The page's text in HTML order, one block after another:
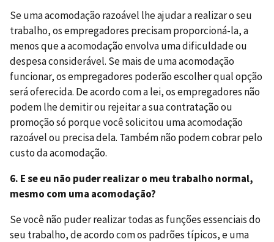
Se uma acomodação razoável lhe ajudar a realizar o seu
trabalho, os empregadores precisam proporcioná-la, a
menos que a acomodação envolva uma dificuldade ou
despesa considerável. Se mais de uma acomodação
funcionar, os empregadores poderão escolher qual opção
será oferecida. De acordo com a lei, os empregadores não
podem lhe demitir ou rejeitar a sua contratação ou
promoção só porque você solicitou uma acomodação
razoável ou precisa dela. Também não podem cobrar pelo
custo da acomodação.
6. E se eu não puder realizar o meu trabalho normal,
mesmo com uma acomodação?
Se você não puder realizar todas as funções essenciais do
seu trabalho, de acordo com os padrões típicos, e uma